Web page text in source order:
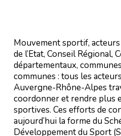
Mouvement sportif,
de l’Etat, Conseil Régional,
départementaux,
communes : tous les
Auvergne-Rhône-Alpes
coordonner et rendre plus
sportives. Ces efforts de
aujourd’hui la forme du
Développement du Sport